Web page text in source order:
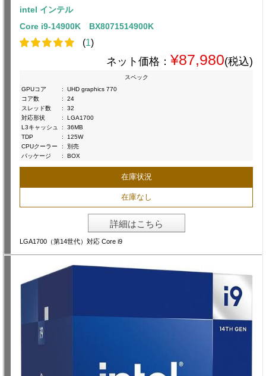
intel インテル
Core i9-14900K BX8071514900K
(1)
ネット価格： ¥87,980(税込)
スペック
GPUコア
:
UHD graphics 770
コア数
:
24
スレッド数
:
32
対応形状
:
LGA1700
L3キャッシュ
:
36MB
TDP
:
125W
CPUクーラー
:
別売
パッケージ
: BOX
在庫状況
在庫なし
詳細はこちら
LGA1700（第14世代）対応 Core i9